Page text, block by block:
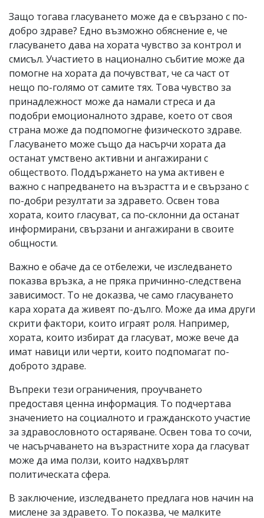
Защо тогава гласуването може да е свързано с по-
добро здраве? Едно възможно обяснение е, че
гласуването дава на хората чувство за контрол и
смисъл. Участието в национално събитие може да
помогне на хората да почувстват, че са част от
нещо по-голямо от самите тях. Това чувство за
принадлежност може да намали стреса и да
подобри емоционалното здраве, което от своя
страна може да подпомогне физическото здраве.
Гласуването може също да насърчи хората да
останат умствено активни и ангажирани с
обществото. Поддържането на ума активен е
важно с напредването на възрастта и е свързано с
по-добри резултати за здравето. Освен това
хората, които гласуват, са по-склонни да останат
информирани, свързани и ангажирани в своите
общности.
Важно е обаче да се отбележи, че изследването
показва връзка, а не пряка причинно-следствена
зависимост. То не доказва, че само гласуването
кара хората да живеят по-дълго. Може да има други
скрити фактори, които играят роля. Например,
хората, които избират да гласуват, може вече да
имат навици или черти, които подпомагат по-
доброто здраве.
Въпреки тези ограничения, проучването
предоставя ценна информация. То подчертава
значението на социалното и гражданското участие
за здравословното остаряване. Освен това то сочи,
че насърчаването на възрастните хора да гласуват
може да има ползи, които надхвърлят
политическата сфера.
В заключение, изследването предлага нов начин на
мислене за здравето. То показва, че малките